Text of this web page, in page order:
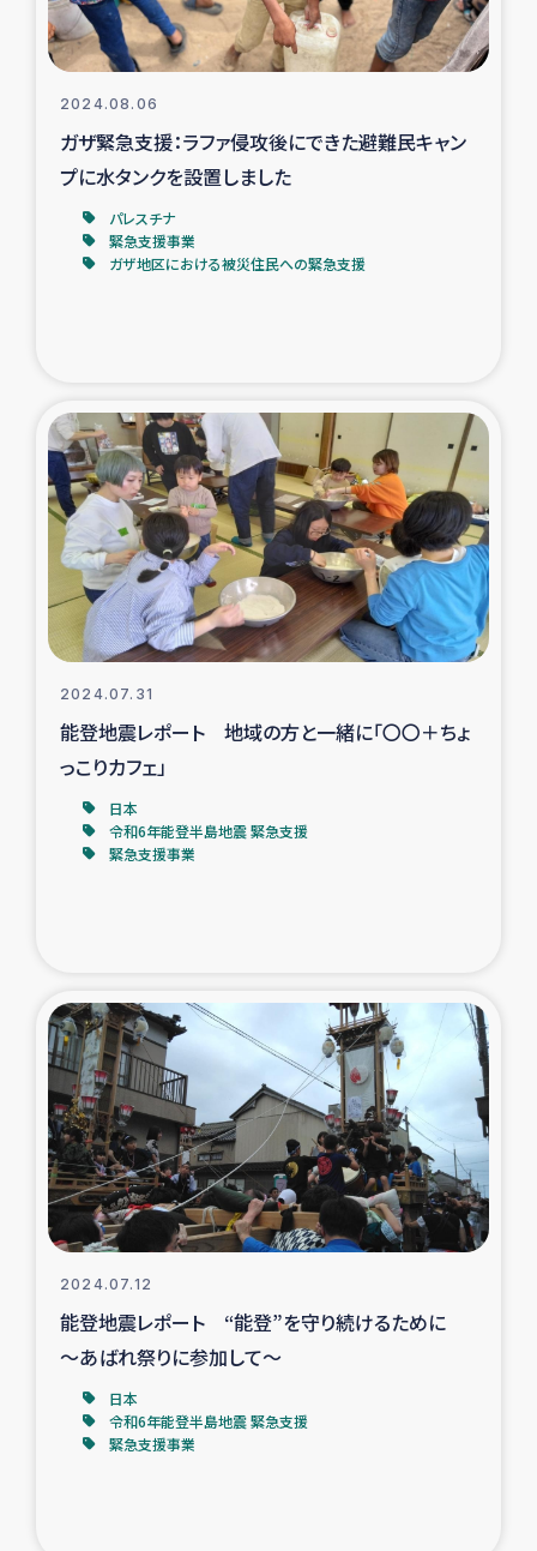
2024.08.06
ガザ緊急支援：ラファ侵攻後にできた避難民キャン
プに水タンクを設置しました
パレスチナ
緊急支援事業
ガザ地区における被災住民への緊急支援
2024.07.31
能登地震レポート 地域の方と一緒に「〇〇＋ちょ
っこりカフェ」
日本
令和6年能登半島地震 緊急支援
緊急支援事業
2024.07.12
能登地震レポート “能登”を守り続けるために
～あばれ祭りに参加して～
日本
令和6年能登半島地震 緊急支援
緊急支援事業